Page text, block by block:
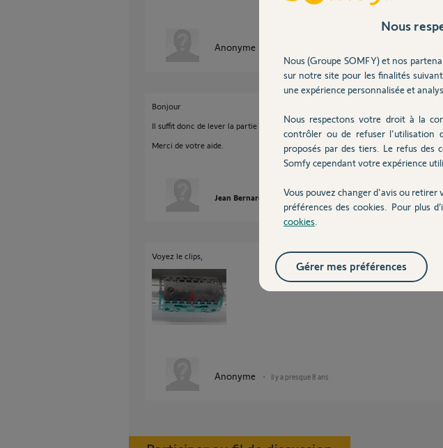
Anonyme
Bonjour
Il suffit donc de lever la partie métallique dans la zone en bleu.
Merci de votre aide.
Jean Bernard G. il y a presque 8 ans
Voyez le clips,
Anonyme il y a presque 8 ans
Nous
Nous (Groupe SOMFY) et nos
sur notre site pour les finalités
une expérience personnalisée et
Nous respectons votre droit à la
contrôler ou de refuser l'utilisation
proposés par des tiers. Le refus des
Somfy cependant votre expérience
Vous pouvez changer d'avis ou
préférences des cookies. Pour plus
cookies
Gérer mes préférences